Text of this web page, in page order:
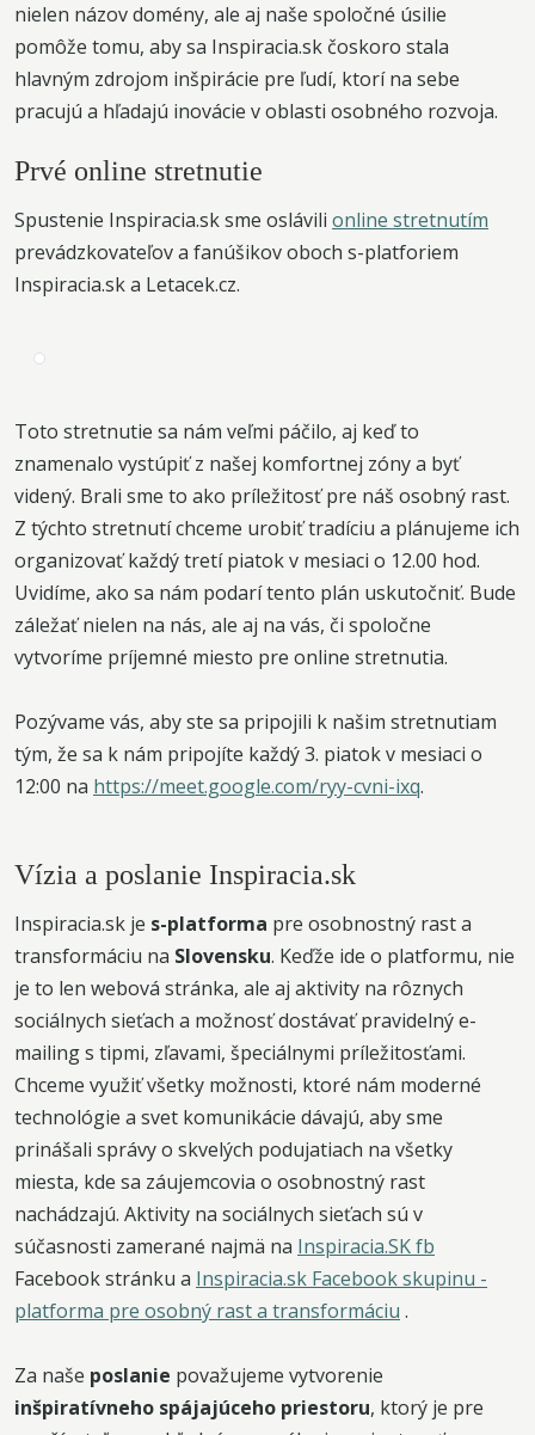
nielen názov domény, ale aj naše spoločné úsilie
pomôže tomu, aby sa Inspiracia.sk čoskoro stala
hlavným zdrojom inšpirácie pre ľudí, ktorí na sebe
pracujú a hľadajú inovácie v oblasti osobného rozvoja.
Prvé online stretnutie
Spustenie Inspiracia.sk sme oslávili online stretnutím
prevádzkovateľov a fanúšikov oboch s-platforiem
Inspiracia.sk a Letacek.cz.
Toto stretnutie sa nám veľmi páčilo, aj keď to
znamenalo vystúpiť z našej komfortnej zóny a byť
videný. Brali sme to ako príležitosť pre náš osobný rast.
Z týchto stretnutí chceme urobiť tradíciu a plánujeme ich
organizovať každý tretí piatok v mesiaci o 12.00 hod.
Uvidíme, ako sa nám podarí tento plán uskutočniť. Bude
záležať nielen na nás, ale aj na vás, či spoločne
vytvoríme príjemné miesto pre online stretnutia.
Pozývame vás, aby ste sa pripojili k našim stretnutiam
tým, že sa k nám pripojíte každý 3. piatok v mesiaci o
12:00 na https://meet.google.com/ryy-cvni-ixq.
Vízia a poslanie Inspiracia.sk
Inspiracia.sk je s-platforma pre osobnostný rast a
transformáciu na Slovensku. Keďže ide o platformu, nie
je to len webová stránka, ale aj aktivity na rôznych
sociálnych sieťach a možnosť dostávať pravidelný e-
mailing s tipmi, zľavami, špeciálnymi príležitosťami.
Chceme využiť všetky možnosti, ktoré nám moderné
technológie a svet komunikácie dávajú, aby sme
prinášali správy o skvelých podujatiach na všetky
miesta, kde sa záujemcovia o osobnostný rast
nachádzajú. Aktivity na sociálnych sieťach sú v
súčasnosti zamerané najmä na Inspiracia.SK fb
Facebook stránku a Inspiracia.sk Facebook skupinu -
platforma pre osobný rast a transformáciu .
Za naše poslanie považujeme vytvorenie
inšpiratívneho spájajúceho priestoru, ktorý je pre